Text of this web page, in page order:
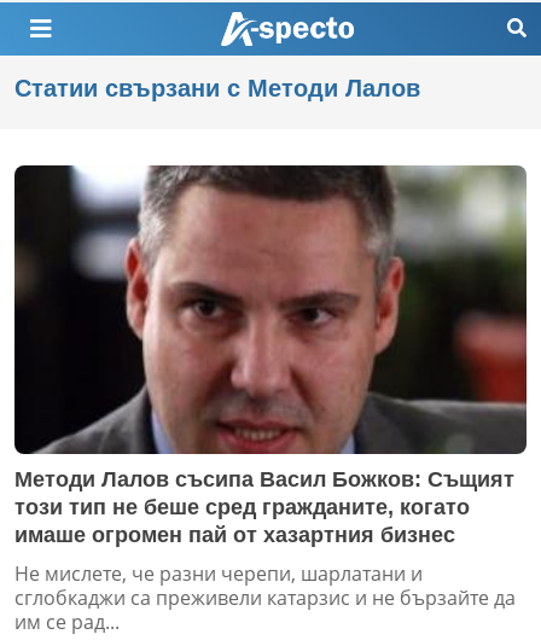
Статии свързани с Методи Лалов
Методи Лалов съсипа Васил Божков: Същият
този тип не беше сред гражданите, когато
имаше огромен пай от хазартния бизнес
Не мислете, че разни черепи, шарлатани и
сглобкаджи са преживели катарзис и не бързайте да
им се рад...